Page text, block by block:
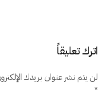
اترك تعليقاً
لن يتم نشر عنوان بريدك
*